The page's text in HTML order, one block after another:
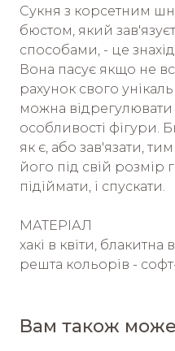
Сукня з корсетним
бюстом, який
способами, - це
Вона пасує якщо не
рахунок свого
можна відрегулювати
особливості фігури.
як є, або зав'язати,
його під свій
підіймати, і спускати.
МАТЕРІАЛ
хакі в квіти, блакитна
решта кольорів -
Вам також